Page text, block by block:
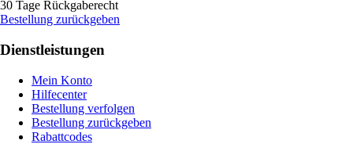
30 Tage Rückgaberecht
Bestellung zurückgeben
Dienstleistungen
Mein Konto
Hilfecenter
Bestellung verfolgen
Bestellung zurückgeben
Rabattcodes